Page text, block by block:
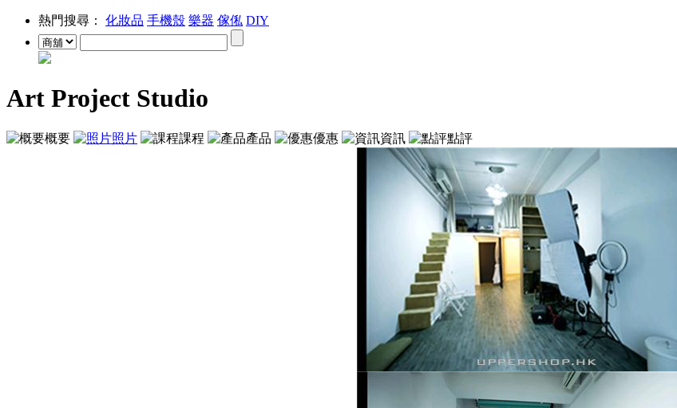
熱門搜尋： 化妝品 手機殼 樂器 傢俬 DIY
Art Project Studio
概要 照片 課程 產品 優惠 資訊 點評